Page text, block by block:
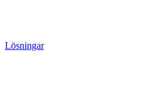
Lösningar